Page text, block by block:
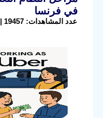
في فرنسا
عدد المشاهدات: 19457 |